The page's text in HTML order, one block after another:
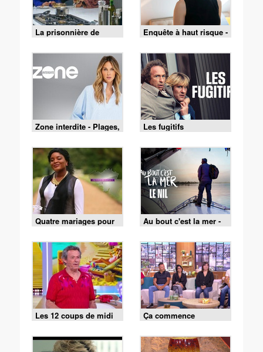
La prisonnière de
Bordeaux
Enquête à haut risque -
02/08/2026
Zone interdite - Plages,
fêtes et traditions : un
été au cœur du Pays
basque
Les fugitifs
Quatre mariages pour
une lune de miel - 4
mariages pour 1 lune
de miel du 3 août 2026
- Merveille et François
Au bout c'est la mer -
05/08/2026
Les 12 coups de midi
du 5 août 2026
Ça commence
aujourd'hui -
03/08/2026